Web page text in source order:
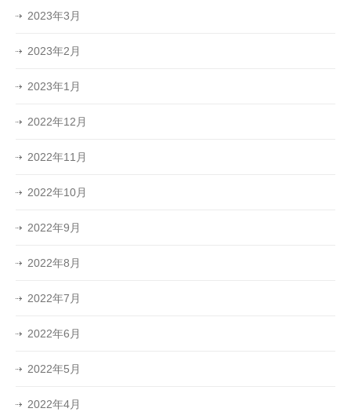
2023年3月
2023年2月
2023年1月
2022年12月
2022年11月
2022年10月
2022年9月
2022年8月
2022年7月
2022年6月
2022年5月
2022年4月